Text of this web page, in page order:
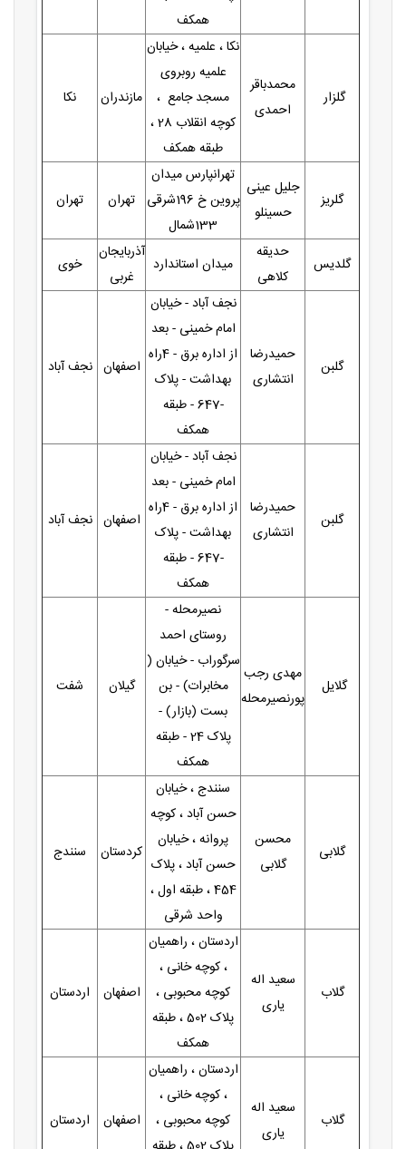
همکف
گلزار
محمدباقر
احمدی
نکا ، علمیه ، خیابان
علمیه روبروی
مسجد جامع ،
کوچه انقلاب 28 ،
طبقه همکف
مازندران نکا
گلریز
جلیل عینی
حسینلو
تهرانپارس میدان
پروین خ 196شرقی
133شمال
تهران تهران
گلدیس
حدیقه
کلاهی
میدان استاندارد
آذربایجان
غربی
خوی
گلبن
حمیدرضا
انتشاری
نجف آباد - خیابان
امام خمینی - بعد
از اداره برق - 4راه
بهداشت - پلاک
-647 - طبقه
همکف
اصفهان نجف آباد
گلبن
حمیدرضا
انتشاری
نجف آباد - خیابان
امام خمینی - بعد
از اداره برق - 4راه
بهداشت - پلاک
-647 - طبقه
همکف
اصفهان نجف آباد
گلایل
مهدی رجب
پورنصیرمحله
نصیرمحله -
روستای احمد
سرگوراب - خیابان (
مخابرات) - بن
بست (بازار) -
پلاک 24 - طبقه
همکف
گیلان شفت
گلابی
محسن
گلابی
سنندج ، خیابان
حسن آباد ، کوچه
پروانه ، خیابان
حسن آباد ، پلاک
454 ، طبقه اول ،
واحد شرقی
کردستان سنندج
گلاب
سعید اله
یاری
اردستان ، راهمیان
، کوچه خانی ،
کوچه محبوبی ،
پلاک 502 ، طبقه
همکف
اصفهان اردستان
گلاب
سعید اله
یاری
اردستان ، راهمیان
، کوچه خانی ،
کوچه محبوبی ،
اصفهان اردستان